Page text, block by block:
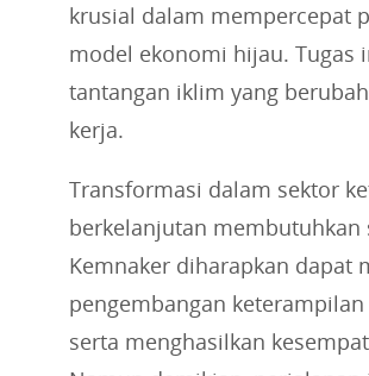
krusial dalam mempercepat
model ekonomi hijau. Tugas
tantangan iklim yang
kerja.
Transformasi dalam sektor
berkelanjutan membutuhkan
Kemnaker diharapkan dapat
pengembangan
serta menghasilkan